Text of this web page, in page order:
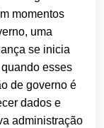
momentos
uma
se inicia
esses
de governo é
dados e
administração